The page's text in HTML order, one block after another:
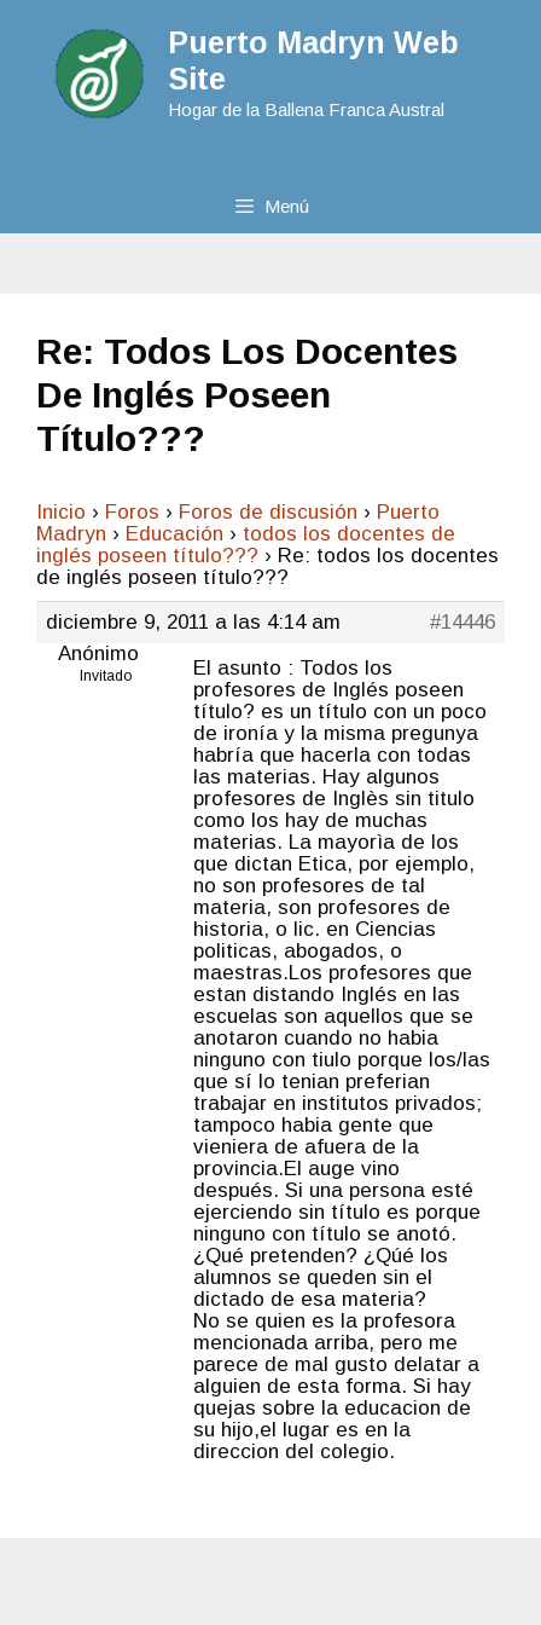
Puerto Madryn Web
Site
Hogar de la Ballena Franca Austral
Menú
Re: Todos Los Docentes
De Inglés Poseen
Título???
Inicio › Foros › Foros de discusión › Puerto
Madryn › Educación › todos los docentes de
inglés poseen título??? › Re: todos los docentes
de inglés poseen título???
diciembre 9, 2011 a las 4:14 am
#14446
Anónimo
Invitado
El asunto : Todos los
profesores de Inglés poseen
título? es un título con un poco
de ironía y la misma pregunya
habría que hacerla con todas
las materias. Hay algunos
profesores de Inglès sin titulo
como los hay de muchas
materias. La mayorìa de los
que dictan Etica, por ejemplo,
no son profesores de tal
materia, son profesores de
historia, o lic. en Ciencias
politicas, abogados, o
maestras.Los profesores que
estan distando Inglés en las
escuelas son aquellos que se
anotaron cuando no habia
ninguno con tiulo porque los/las
que sí lo tenian preferian
trabajar en institutos privados;
tampoco habia gente que
vieniera de afuera de la
provincia.El auge vino
después. Si una persona esté
ejerciendo sin título es porque
ninguno con título se anotó.
¿Qué pretenden? ¿Qúé los
alumnos se queden sin el
dictado de esa materia?
No se quien es la profesora
mencionada arriba, pero me
parece de mal gusto delatar a
alguien de esta forma. Si hay
quejas sobre la educacion de
su hijo,el lugar es en la
direccion del colegio.